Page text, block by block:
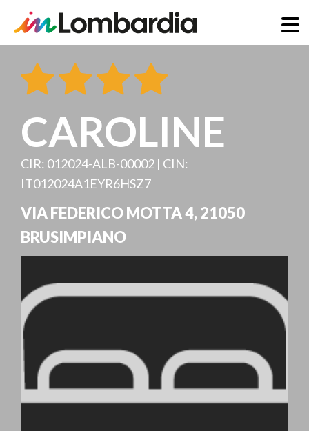
zum
Inhalt
CAROLINE
CIR: 012024-ALB-00002 | CIN:
IT012024A1EYR6HSZ7
VIA FEDERICO MOTTA 4,21050
BRUSIMPIANO